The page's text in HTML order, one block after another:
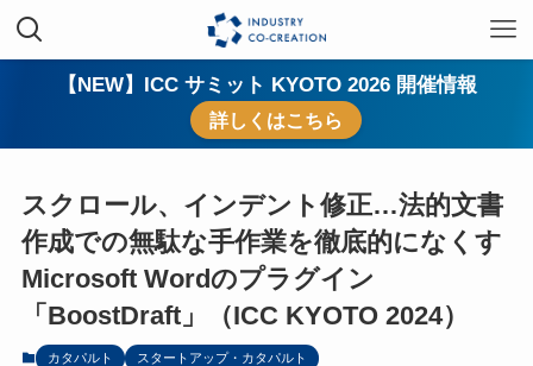
【NEW】ICC サミット KYOTO 2026 開催情報
詳しくはこちら
スクロール、インデント修正…法的文書
作成での無駄な手作業を徹底的になくす
Microsoft Wordのプラグイン
「BoostDraft」（ICC KYOTO 2024）
カタパルト
スタートアップ・カタパルト